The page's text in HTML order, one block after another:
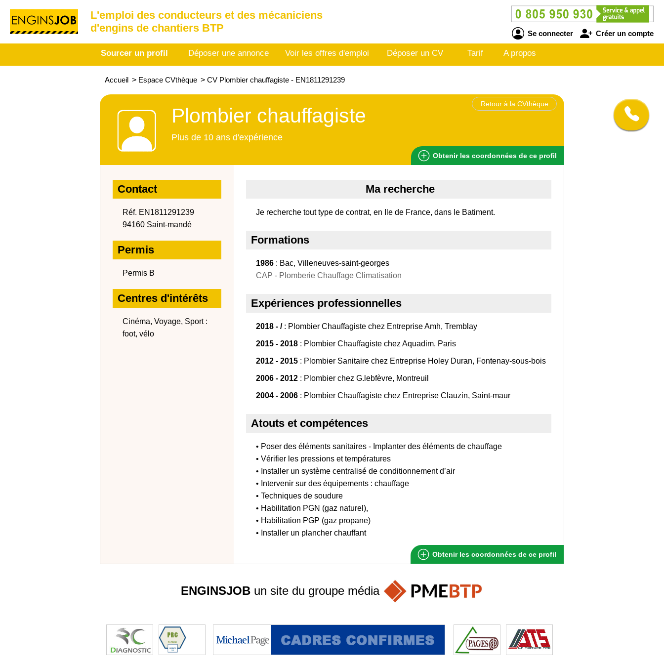
L'emploi des conducteurs et des mécaniciens
d'engins de chantiers BTP
Se connecter Créer un compte
Sourcer un profil Déposer une annonce Voir les offres d'emploi Déposer un CV Tarif A propos
Accueil > Espace CVthèque > CV Plombier chauffagiste - EN1811291239
Retour à la CVthèque
Plombier chauffagiste
Plus de 10 ans d'expérience
Obtenir les coordonnées de ce profil
Contact
Réf. EN1811291239
94160 Saint-mandé
Permis
Permis B
Centres d'intérêts
Cinéma, Voyage, Sport :
foot, vélo
Ma recherche
Je recherche tout type de contrat, en Ile de France, dans le Batiment.
Formations
1986 : Bac, Villeneuves-saint-georges
CAP - Plomberie Chauffage Climatisation
Expériences professionnelles
2018 - /: Plombier Chauffagiste chez Entreprise Amh, Tremblay
2015 - 2018 : Plombier Chauffagiste chez Aquadim, Paris
2012 - 2015 : Plombier Sanitaire chez Entreprise Holey Duran, Fontenay-sous-bois
2006 - 2012 : Plombier chez G.lebfèvre, Montreuil
2004 - 2006 : Plombier Chauffagiste chez Entreprise Clauzin, Saint-maur
Atouts et compétences
• Poser des éléments sanitaires - Implanter des éléments de chauffage
• Vérifier les pressions et températures
• Installer un système centralisé de conditionnement d’air
• Intervenir sur des équipements : chauffage
• Techniques de soudure
• Habilitation PGN (gaz naturel),
• Habilitation PGP (gaz propane)
• Installer un plancher chauffant
Obtenir les coordonnées de ce profil
ENGINSJOB un site du groupe média